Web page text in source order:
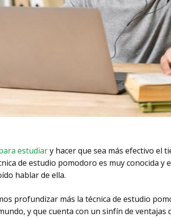
estudiary hacer que sea más efectivo el
de estudio pomodoro es muy conocida y
hablar de ella.
profundizar más la técnica de estudio
y que cuenta con un sinfín de ventajas